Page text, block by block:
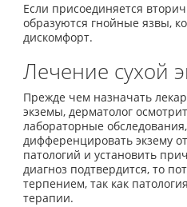
Если присоединяется
образуются гнойные язвы,
дискомфорт.
Лечение сухой
Прежде чем назначать
экземы, дерматолог
лабораторные
дифференцировать экзему
патологий и установить
диагноз подтвердится, то
терпением, так как
терапии.